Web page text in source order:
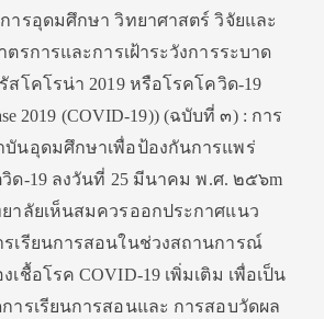
ารอุดมศึกษา วิทยาศาสตร์ วิจัยและ
ตรการและการเฝ้าระวังการระบาด
สโคโรน่า 2019 หรือโรคโควิด-19
2019 (COVID-19)) (ฉบับที่ ๓) : การ
บันอุดมศึกษาเพื่อป้องกันการแพร่
ด-19 ลงวันที่ 25 มีนาคม พ.ศ. ๒๕๖m
าลัยเห็นสมควรออกประกาศแนว
เรียนการสอนในช่วงสถานการณ์
เชื้อโรค COVID-19 เพิ่มเติม เพื่อเป็น
ารเรียนการสอนและ การสอบวัดผล